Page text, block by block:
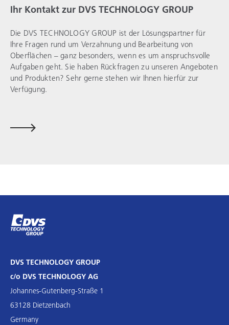
Ihr Kontakt zur DVS TECHNOLOGY GROUP
Die DVS TECHNOLOGY GROUP ist der Lösungspartner für
Ihre Fragen rund um Verzahnung und Bearbeitung von
Oberflächen – ganz besonders, wenn es um anspruchsvolle
Aufgaben geht. Sie haben Rückfragen zu unseren Angeboten
und Produkten? Sehr gerne stehen wir Ihnen hierfür zur
Verfügung.
DVS TECHNOLOGY GROUP
c/o DVS TECHNOLOGY AG
Johannes-Gutenberg-Straße 1
63128 Dietzenbach
Germany